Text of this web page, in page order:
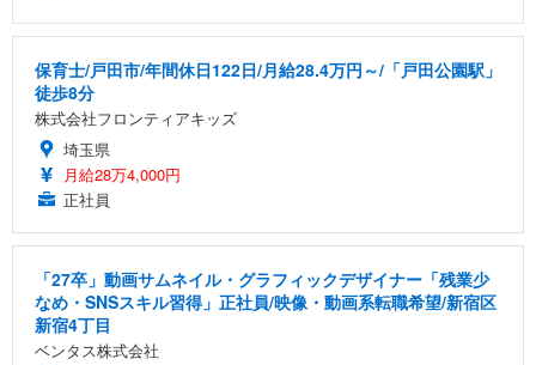
保育士/戸田市/年間休日122日/月給28.4万円～/「戸田公園駅」
徒歩8分
株式会社フロンティアキッズ
埼玉県
月給28万4,000円
正社員
「27卒」動画サムネイル・グラフィックデザイナー「残業少
なめ・SNSスキル習得」正社員/映像・動画系転職希望/新宿区
新宿4丁目
ベンタス株式会社